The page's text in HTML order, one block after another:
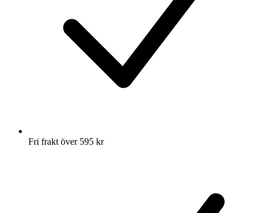
Fri frakt över 595 kr